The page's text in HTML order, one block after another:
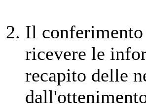
Il
ricevere le
recapito delle